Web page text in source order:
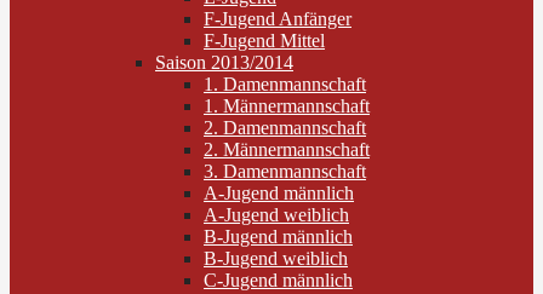
F-Jugend Anfänger
F-Jugend Mittel
Saison 2013/2014
1. Damenmannschaft
1. Männermannschaft
2. Damenmannschaft
2. Männermannschaft
3. Damenmannschaft
A-Jugend männlich
A-Jugend weiblich
B-Jugend männlich
B-Jugend weiblich
C-Jugend männlich